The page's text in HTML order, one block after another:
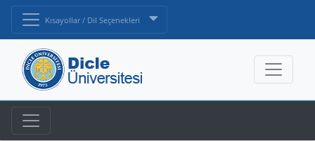
Kısayollar / Dil Seçenekleri